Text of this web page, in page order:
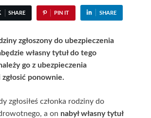
SHARE PIN IT SHARE
zgłoszony do ubezpieczenia
własny tytuł do tego
go z ubezpieczenia
ponownie.
zgłosiłeś członka rodziny do
a on nabył własny tytuł